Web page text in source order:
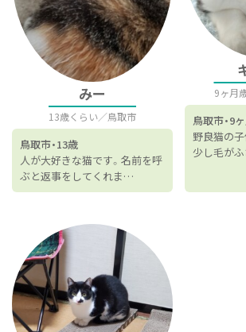
みー
13歳くらい 鳥取市
鳥取市 13歳
人が大好きな猫です。名前を呼
ぶと返事をしてくれま…
9ヶ月
鳥取市 9
野良猫の
少し毛が